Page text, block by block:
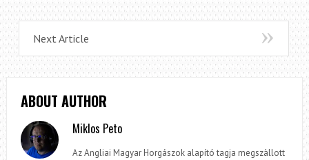
Next Article
ABOUT AUTHOR
Miklos Peto
Az Angliai Magyar Horgászok alapító tagja megszàllott